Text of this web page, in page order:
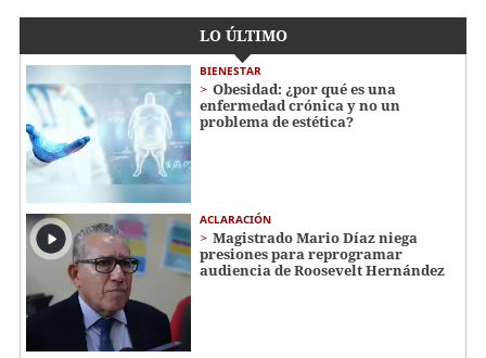
LO ÚLTIMO
BIENESTAR
Obesidad: ¿por qué es una
enfermedad crónica y no un
problema de estética?
ACLARACIÓN
Magistrado Mario Díaz niega
presiones para reprogramar
audiencia de Roosevelt Hernández